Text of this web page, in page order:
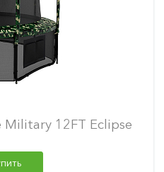
Military 12FT Eclipse